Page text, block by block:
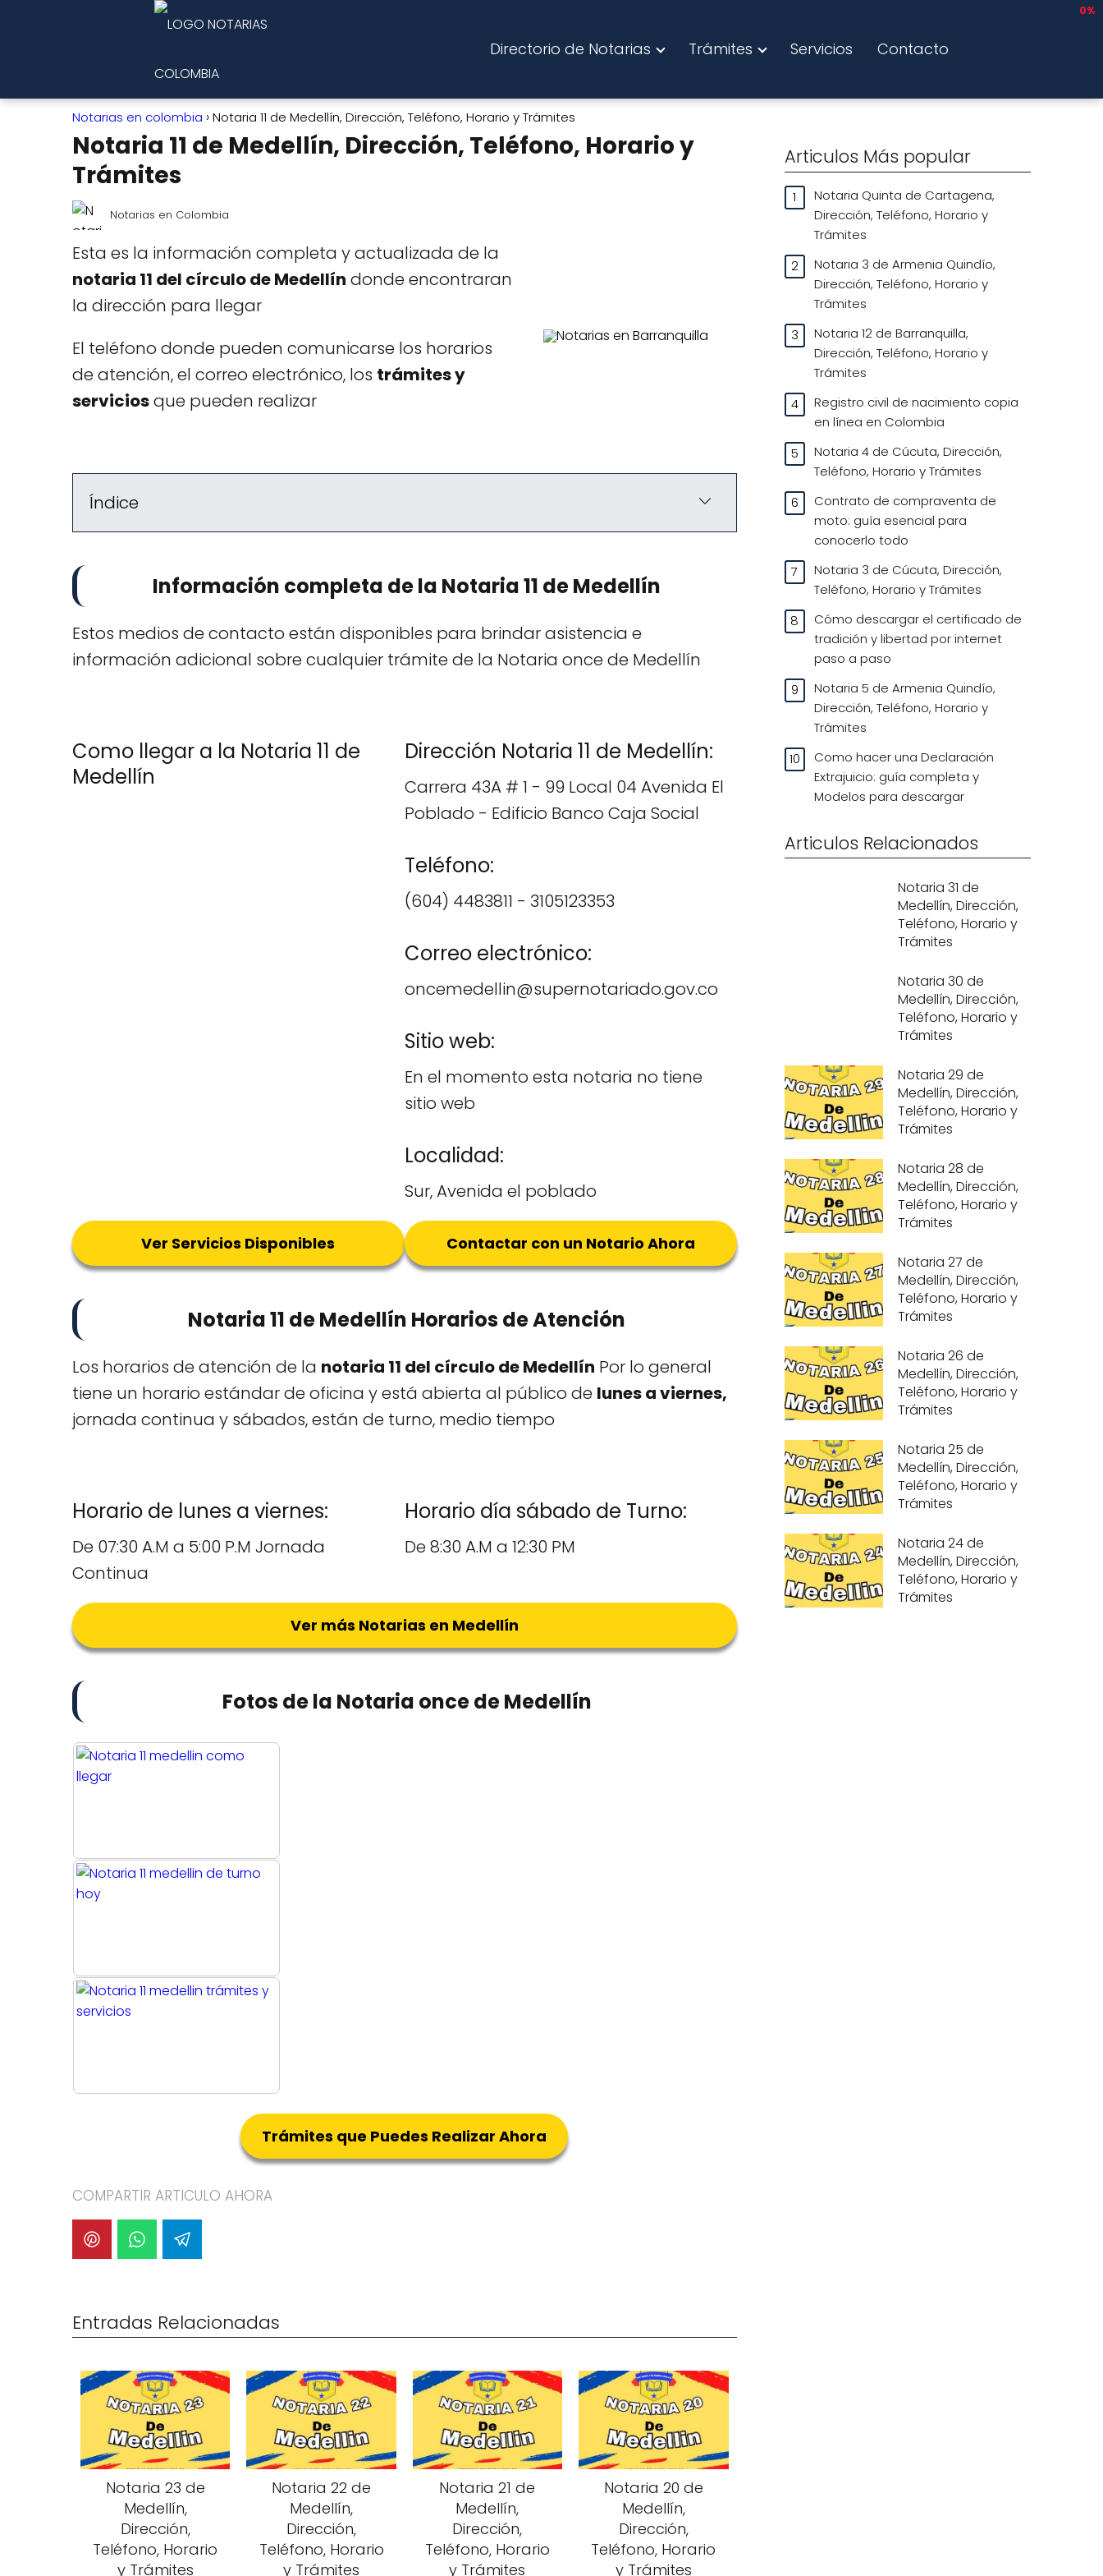
0%
Directorio de Notarias Trámites Servicios Contacto
Notarias en colombia Notaria 11 de Medellín, Dirección, Teléfono, Horario y Trámites
Notaria 11 de Medellín, Dirección, Teléfono, Horario y
Trámites
Notarias en Colombia
Esta es la información completa y actualizada de la
notaria 11 del círculo de Medellín donde encontraran
la dirección para llegar
El teléfono donde pueden comunicarse los horarios
de atención, el correo electrónico, los trámites y
serviciosque pueden realizar
Índice
Información completa de la Notaria 11 de Medellín
Estos medios de contacto están disponibles para brindar asistencia e
información adicional sobre cualquier trámite de la Notaria once de Medellín
Como llegar a la Notaria 11 de
Medellín
Dirección Notaria 11 de Medellín:
Carrera 43A # 1 - 99 Local 04 Avenida El
Poblado - Edificio Banco Caja Social
Teléfono:
(604) 4483811 - 3105123353
Correo electrónico:
oncemedellin@supernotariado.gov.co
Sitio web:
En el momento esta notaria no tiene
sitio web
Localidad:
Sur, Avenida el poblado
Ver Servicios Disponibles Contactar con un Notario Ahora
Notaria 11 de Medellín Horarios de Atención
Los horarios de atención de la notaria 11 del círculo de Medellín Por lo general
tiene un horario estándar de oficina y está abierta al público de lunes a viernes,
jornada continua y sábados, están de turno, medio tiempo
Horario de lunes a viernes:
De 07:30 A.M a 5:00 P.M Jornada
Continua
Horario día sábado de Turno:
De 8:30 A.M a 12:30 PM
Ver más Notarias en Medellín
Fotos de la Notaria once de Medellín
Trámites que Puedes Realizar Ahora
COMPARTIR ARTICULO AHORA
Entradas Relacionadas
Notaria 23 de
Medellín,
Dirección,
Teléfono, Horario
y Trámites
Notaria 22 de
Medellín,
Dirección,
Teléfono, Horario
y Trámites
Notaria 21 de
Medellín,
Dirección,
Teléfono, Horario
y Trámites
Notaria 20 de
Medellín,
Dirección,
Teléfono, Horario
y Trámites
Articulos Más popular
Notaria Quinta de Cartagena,
Dirección, Teléfono, Horario y
Trámites
Notaria 3 de Armenia Quindío,
Dirección, Teléfono, Horario y
Trámites
Notaria 12 de Barranquilla,
Dirección, Teléfono, Horario y
Trámites
Registro civil de nacimiento copia
en línea en Colombia
Notaria 4 de Cúcuta, Dirección,
Teléfono, Horario y Trámites
Contrato de compraventa de
moto: guía esencial para
conocerlo todo
Notaria 3 de Cúcuta, Dirección,
Teléfono, Horario y Trámites
Cómo descargar el certificado de
tradición y libertad por internet
paso a paso
Notaria 5 de Armenia Quindío,
Dirección, Teléfono, Horario y
Trámites
Como hacer una Declaración
Extrajuicio: guía completa y
Modelos para descargar
Articulos Relacionados
Notaria 31 de
Medellín, Dirección,
Teléfono, Horario y
Trámites
Notaria 30 de
Medellín, Dirección,
Teléfono, Horario y
Trámites
Notaria 29 de
Medellín, Dirección,
Teléfono, Horario y
Trámites
Notaria 28 de
Medellín, Dirección,
Teléfono, Horario y
Trámites
Notaria 27 de
Medellín, Dirección,
Teléfono, Horario y
Trámites
Notaria 26 de
Medellín, Dirección,
Teléfono, Horario y
Trámites
Notaria 25 de
Medellín, Dirección,
Teléfono, Horario y
Trámites
Notaria 24 de
Medellín, Dirección,
Teléfono, Horario y
Trámites